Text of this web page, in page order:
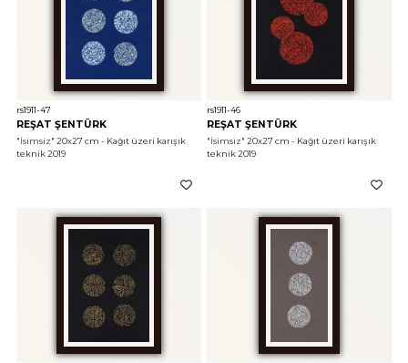
rs1911-47
REŞAT ŞENTÜRK
"İsimsiz" 20x27 cm - Kağıt üzeri karışık
teknik 2019
rs1911-46
REŞAT ŞENTÜRK
"İsimsiz" 20x27 cm - Kağıt üzeri karışık
teknik 2019